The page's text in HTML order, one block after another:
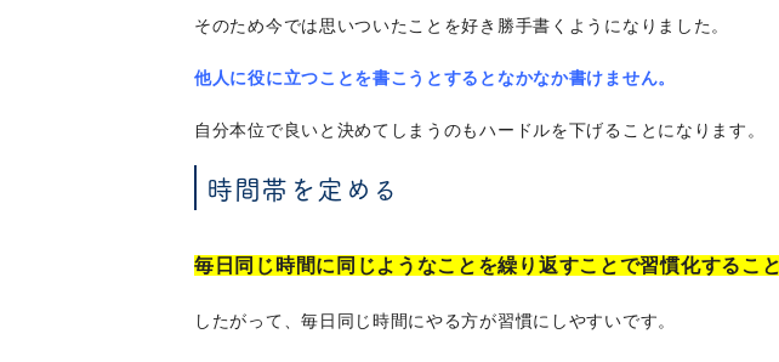
そのため今では思いついたことを好き勝手書くようになりました。
他人に役に立つことを書こうとするとなかなか書けません。
自分本位で良いと決めてしまうのもハードルを下げることになります。
時間帯を定める
毎日同じ時間に同じようなことを繰り返すことで習慣化するこ
したがって、毎日同じ時間にやる方が習慣にしやすいです。